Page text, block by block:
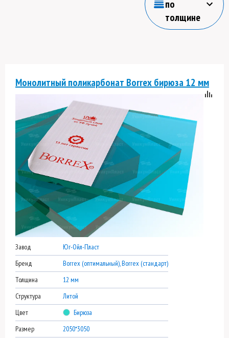
по
толщине
Монолитный поликарбонат Borrex бирюза 12 мм
Завод
Юг-Ойл-Пласт
Бренд
Borrex (оптимальный), Borrex (стандарт)
Толщина
12 мм
Структура
Литой
Цвет
Бирюза
Размер
2050*3050